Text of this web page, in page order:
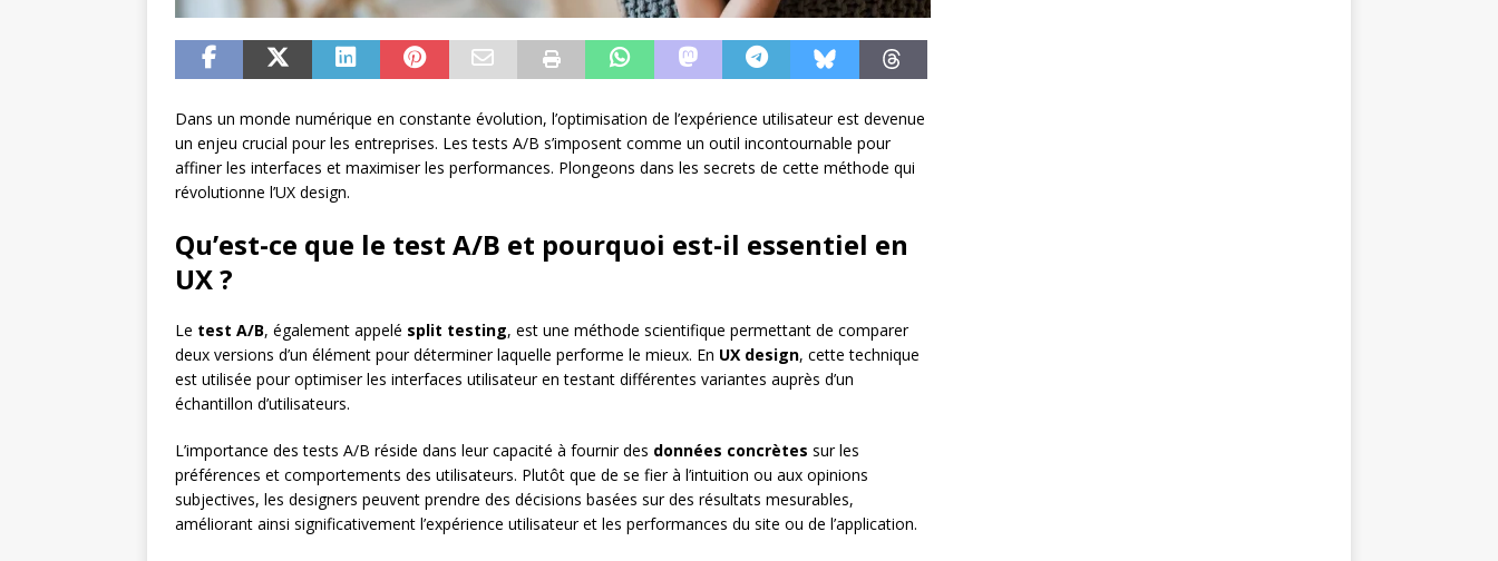
Dans un monde numérique en constante évolution, l’optimisation de l’expérience utilisateur est devenue
un enjeu crucial pour les entreprises. Les tests A/B s’imposent comme un outil incontournable pour
affiner les interfaces et maximiser les performances. Plongeons dans les secrets de cette méthode qui
révolutionne l’UX design.
Qu’est-ce que le test A/B et pourquoi est-il essentiel en
UX ?
Le test A/B, également appelé split testing, est une méthode scientifique permettant de comparer
deux versions d’un élément pour déterminer laquelle performe le mieux. En UX design, cette technique
est utilisée pour optimiser les interfaces utilisateur en testant différentes variantes auprès d’un
échantillon d’utilisateurs.
L’importance des tests A/B réside dans leur capacité à fournir des données concrètes sur les
préférences et comportements des utilisateurs. Plutôt que de se fier à l’intuition ou aux opinions
subjectives, les designers peuvent prendre des décisions basées sur des résultats mesurables,
améliorant ainsi significativement l’expérience utilisateur et les performances du site ou de l’application.